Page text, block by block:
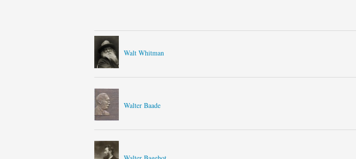
Walt Whitman
Walter Baade